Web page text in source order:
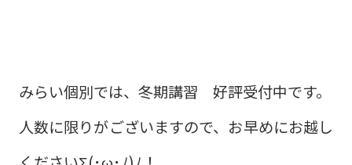
みらい個別では、冬期講習 好評受付中です。
人数に限りがございますので、お早めにお越し